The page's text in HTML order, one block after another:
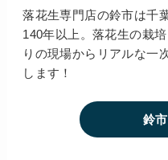
落花生専門店の鈴市は千
140年以上。落花生の栽
りの現場からリアルな一
します！
鈴